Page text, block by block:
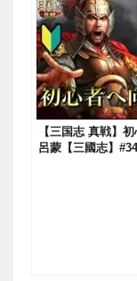
【三国志 真戦】
呂蒙【三國志】